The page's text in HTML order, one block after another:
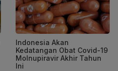
Indonesia Akan
Kedatangan Obat Covid-19
Molnupiravir Akhir Tahun
Ini